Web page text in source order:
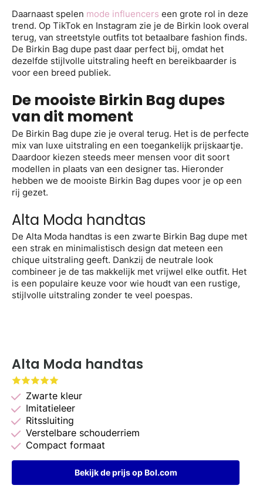
Daarnaast spelen mode influencers een grote rol in deze
trend. Op TikTok en Instagram zie je de Birkin look overal
terug, van streetstyle outfits tot betaalbare fashion finds.
De Birkin Bag dupe past daar perfect bij, omdat het
dezelfde stijlvolle uitstraling heeft en bereikbaarder is
voor een breed publiek.
De mooiste Birkin Bag dupes
van dit moment
De Birkin Bag dupe zie je overal terug. Het is de perfecte
mix van luxe uitstraling en een toegankelijk prijskaartje.
Daardoor kiezen steeds meer mensen voor dit soort
modellen in plaats van een designer tas. Hieronder
hebben we de mooiste Birkin Bag dupes voor je op een
rij gezet.
Alta Moda handtas
De Alta Moda handtas is een zwarte Birkin Bag dupe met
een strak en minimalistisch design dat meteen een
chique uitstraling geeft. Dankzij de neutrale look
combineer je de tas makkelijk met vrijwel elke outfit. Het
is een populaire keuze voor wie houdt van een rustige,
stijlvolle uitstraling zonder te veel poespas.
Alta Moda handtas
Zwarte kleur
Imitatieleer
Ritssluiting
Verstelbare schouderriem
Compact formaat
Bekijk de prijs op Bol.com